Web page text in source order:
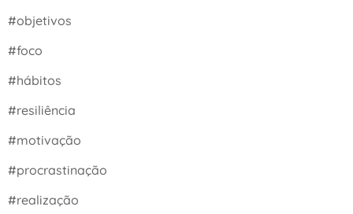
#objetivos
#foco
#hábitos
#resiliência
#motivação
#procrastinação
#realização